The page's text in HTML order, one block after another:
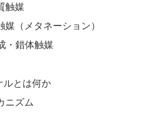
触媒
媒（メタネーション）
・錯体触媒
ルとは何か
ニズム